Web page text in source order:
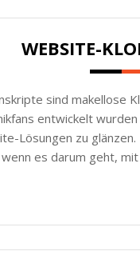
WEBSITE-
sind makellose
entwickelt
Lösungen zu
es darum geht,